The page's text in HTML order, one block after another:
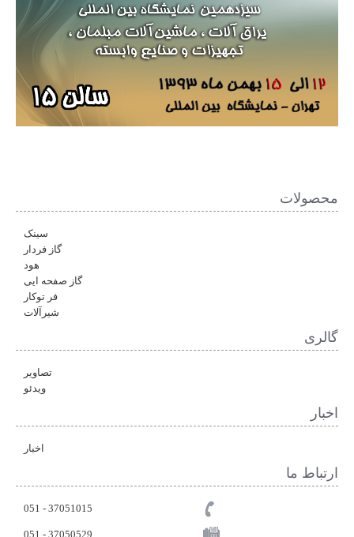
محصولات
سینک
گاز فردار
هود
گاز صفحه ایی
فر توکار
شیرآلات
گالری
تصاویر
ویدئو
اخبار
اخبار
ارتباط ما
37051015 - 051
051 - 37050529